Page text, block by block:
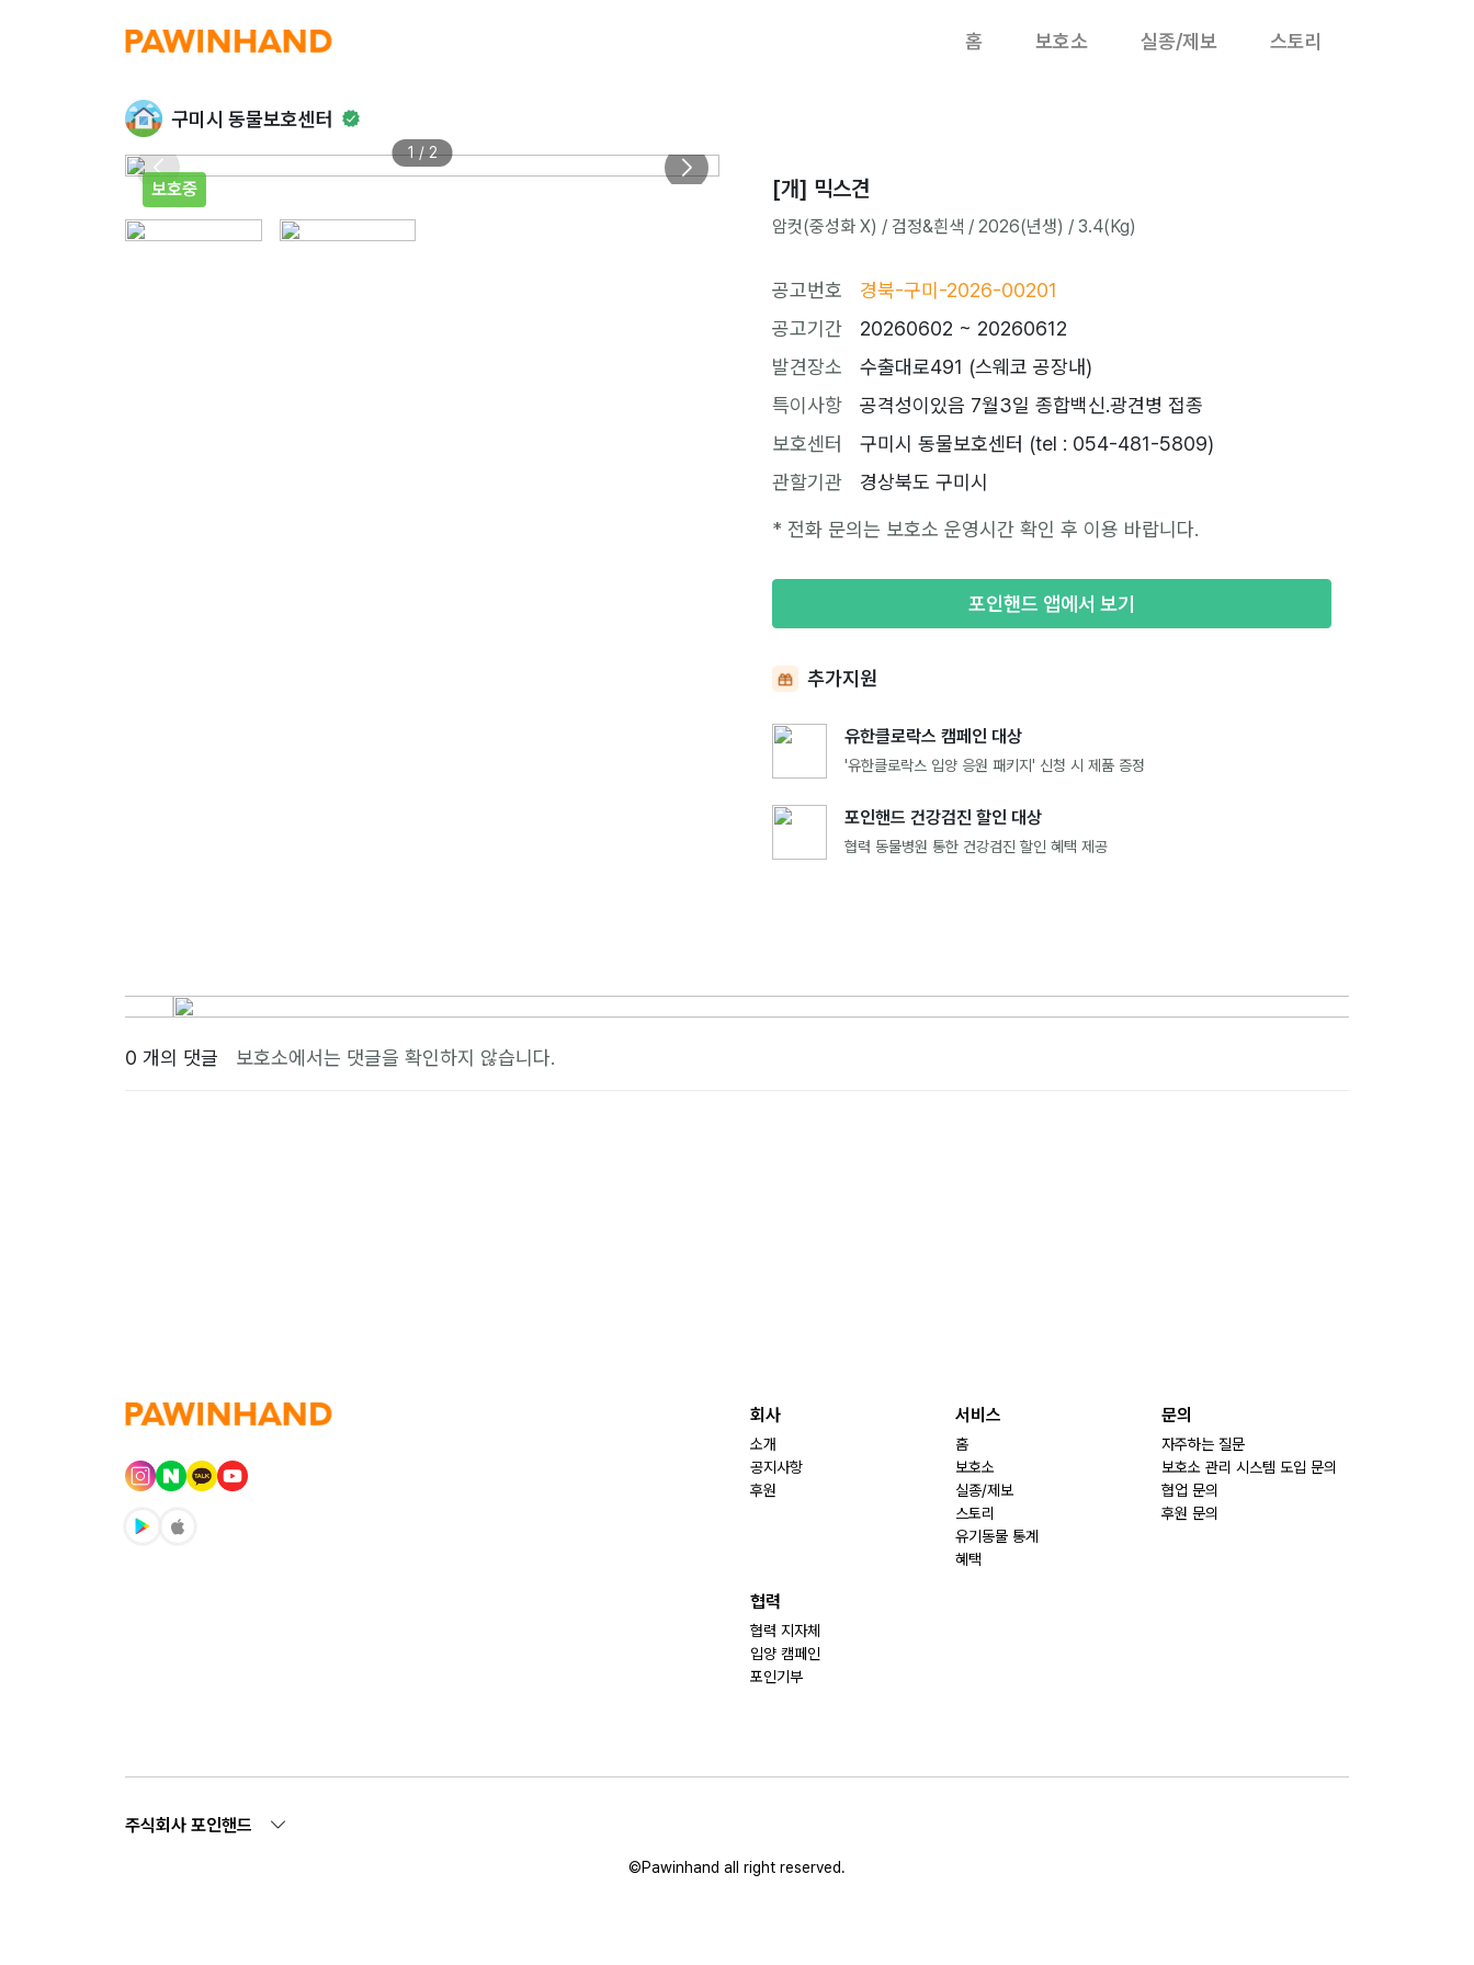
홈 보호소 실종/제보 스토리
구미시 동물보호센터
보호중
1 / 2
[개] 믹스견
암컷(중성화 X) / 검정&흰색 / 2026(년생) / 3.4(Kg)
공고번호
경북-구미-2026-00201
공고기간
20260602 ~ 20260612
발견장소
수출대로491 (스웨코 공장내)
특이사항
공격성이있음 7월3일 종합백신.광견병 접종
보호센터
구미시 동물보호센터 (tel : 054-481-5809)
관할기관
경상북도 구미시
* 전화 문의는 보호소 운영시간 확인 후 이용 바랍니다.
포인핸드 앱에서 보기
추가지원
유한클로락스 캠페인 대상
'유한클로락스 입양 응원 패키지' 신청 시 제품 증정
포인핸드 건강검진 할인 대상
협력 동물병원 통한 건강검진 할인 혜택 제공
0 개의 댓글 보호소에서는 댓글을 확인하지 않습니다.
회사
소개
공지사항
후원
서비스
홈
보호소
실종/제보
스토리
유기동물 통계
혜택
문의
자주하는 질문
보호소 관리 시스템 도입 문의
협업 문의
후원 문의
협력
협력 지자체
입양 캠페인
포인기부
주식회사 포인핸드
©Pawinhand all right reserved.